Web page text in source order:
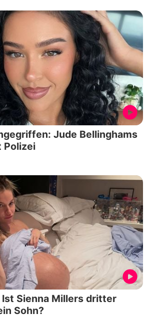
Jude Bellinghams
Polizei
Ist Sienna Millers dritter
Sohn?